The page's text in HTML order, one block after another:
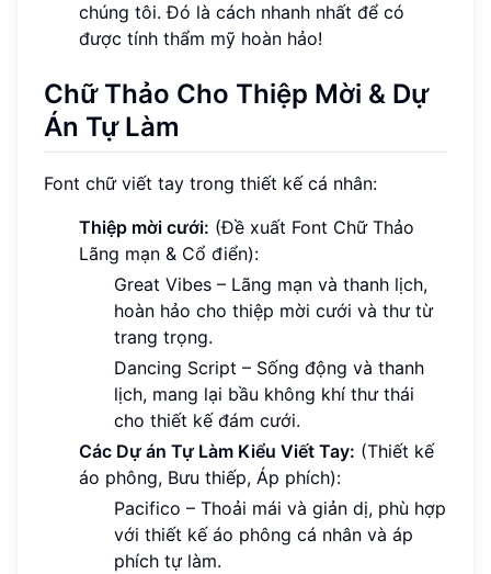
chúng tôi. Đó là cách nhanh nhất để có
được tính thẩm mỹ hoàn hảo!
Chữ Thảo Cho Thiệp Mời & Dự
Án Tự Làm
Font chữ viết tay trong thiết kế cá nhân:
Thiệp mời cưới: (Đề xuất Font Chữ Thảo
Lãng mạn & Cổ điển):
Great Vibes – Lãng mạn và thanh lịch,
hoàn hảo cho thiệp mời cưới và thư từ
trang trọng.
Dancing Script – Sống động và thanh
lịch, mang lại bầu không khí thư thái
cho thiết kế đám cưới.
Các Dự án Tự Làm Kiểu Viết Tay: (Thiết kế
áo phông, Bưu thiếp, Áp phích):
Pacifico – Thoải mái và giản dị, phù hợp
với thiết kế áo phông cá nhân và áp
phích tự làm.